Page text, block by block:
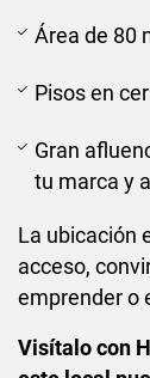
Área de 80
Pisos en
Gran
tu marca y
La ubicación
acceso,
emprender o
Visítalo con